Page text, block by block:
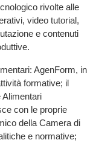
rivolte alle
video tutorial,
e contenuti
AgenForm, in
formative; il
Alimentari
con le proprie
della Camera di
e normative;